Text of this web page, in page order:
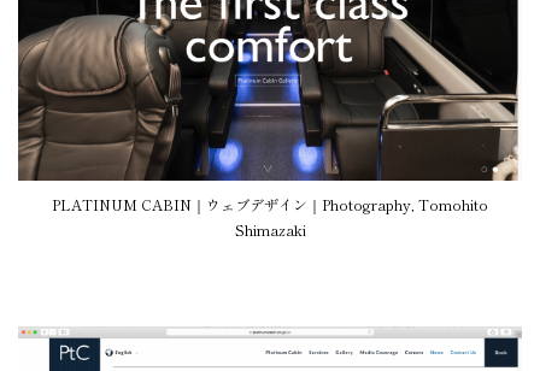
PLATINUM CABIN｜ウェブデザイン｜Photography, Tomohito
Shimazaki